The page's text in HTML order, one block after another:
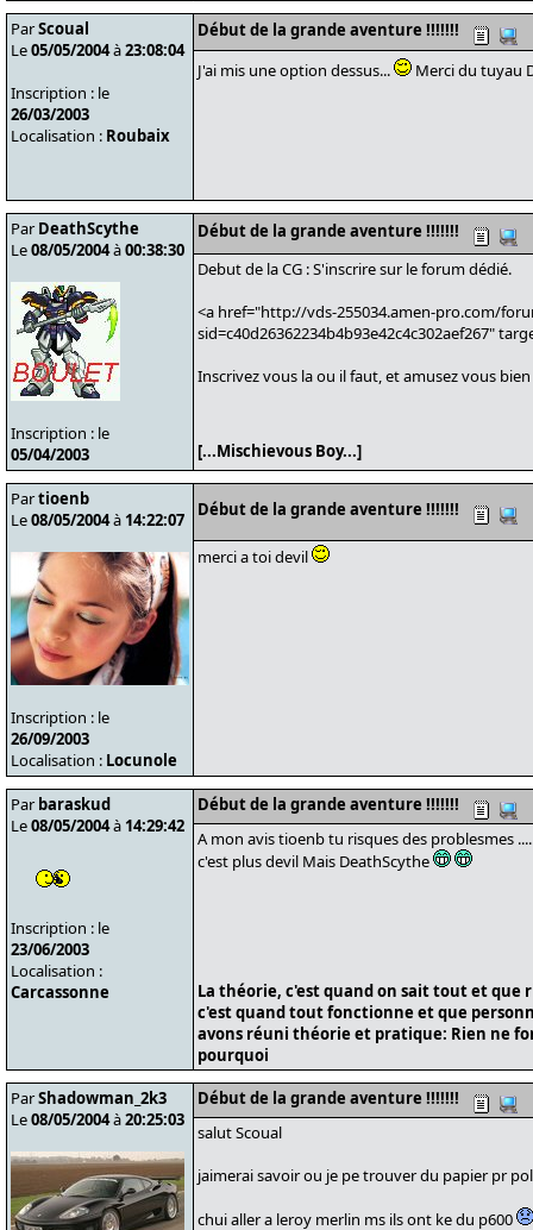
ParScoual
Le05/05/2004à23:08:04
Inscription : le
26/03/2003
Localisation : Roubaix
Début de la grande aventure !!!!!!!
J'ai mis une option dessus...
Merci du tuyau
Par DeathScythe
Le08/05/2004à00:38:30
Inscription : le
05/04/2003
Début de la grande aventure !!!!!!!
Debut de la CG : S'inscrire sur le forum dédié.
<a href="http://vds-255034.amen-pro.com/
sid=c40d26362234b4b93e42c4c302aef267"
Inscrivez vous la ou il faut, et amusez vous
[...Mischievous Boy...]
Partioenb
Le08/05/2004à 14:22:07
Inscription : le
26/09/2003
Localisation : Locunole
Début de la grande aventure !!!!!!!
merci a toi devil
Par baraskud
Le08/05/2004à 14:29:42
Inscription : le
23/06/2003
Localisation :
Carcassonne
Début de la grande aventure !!!!!!!
A mon avis tioenb tu risques des problesmes
c'est plus devil Mais DeathScythe
La théorie, c'est quand on sait tout et
c'est quand tout fonctionne et que
avons réuni théorie et pratique: Rien ne
pourquoi
ParShadowman_2k3
Le08/05/2004à20:25:03
Début de la grande aventure !!!!!!!
salut Scoual
jaimerai savoir ou je pe trouver du papier pr
chui aller a leroy merlin ms ils ont ke du p600